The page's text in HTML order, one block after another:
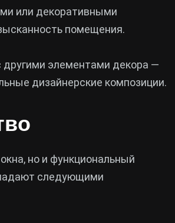
или декоративными
помещения.
элементами декора —
дизайнерские композиции.
но и функциональный
следующими